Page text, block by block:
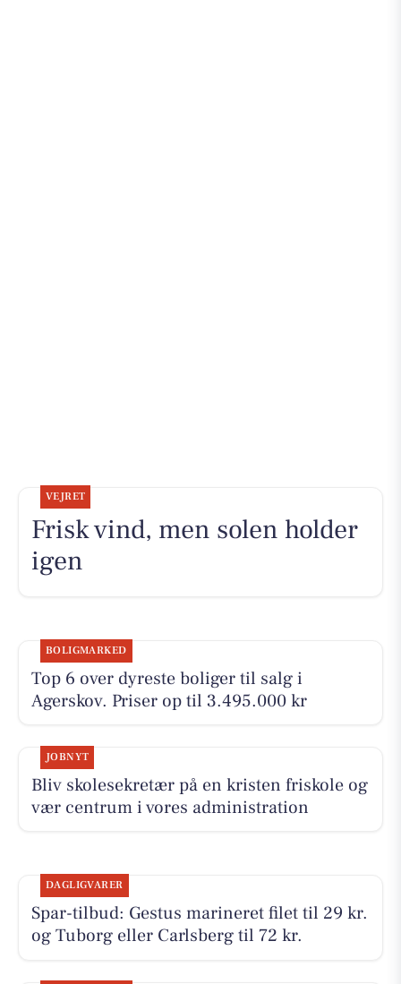
VEJRET
Frisk vind, men solen holder
igen
BOLIGMARKED
Top 6 over dyreste boliger til salg i
Agerskov. Priser op til 3.495.000 kr
JOBNYT
Bliv skolesekretær på en kristen friskole og
vær centrum i vores administration
DAGLIGVARER
Spar-tilbud: Gestus marineret filet til 29 kr.
og Tuborg eller Carlsberg til 72 kr.